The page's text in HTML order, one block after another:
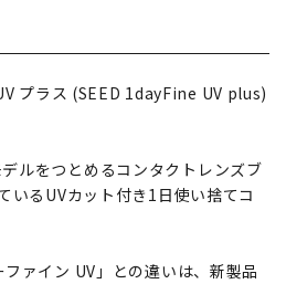
プラス (SEED 1dayFine UV plus)
ルをつとめるコンタクトレンズブ
いるUVカット付き1日使い捨てコ
ァイン UV」との違いは、新製品